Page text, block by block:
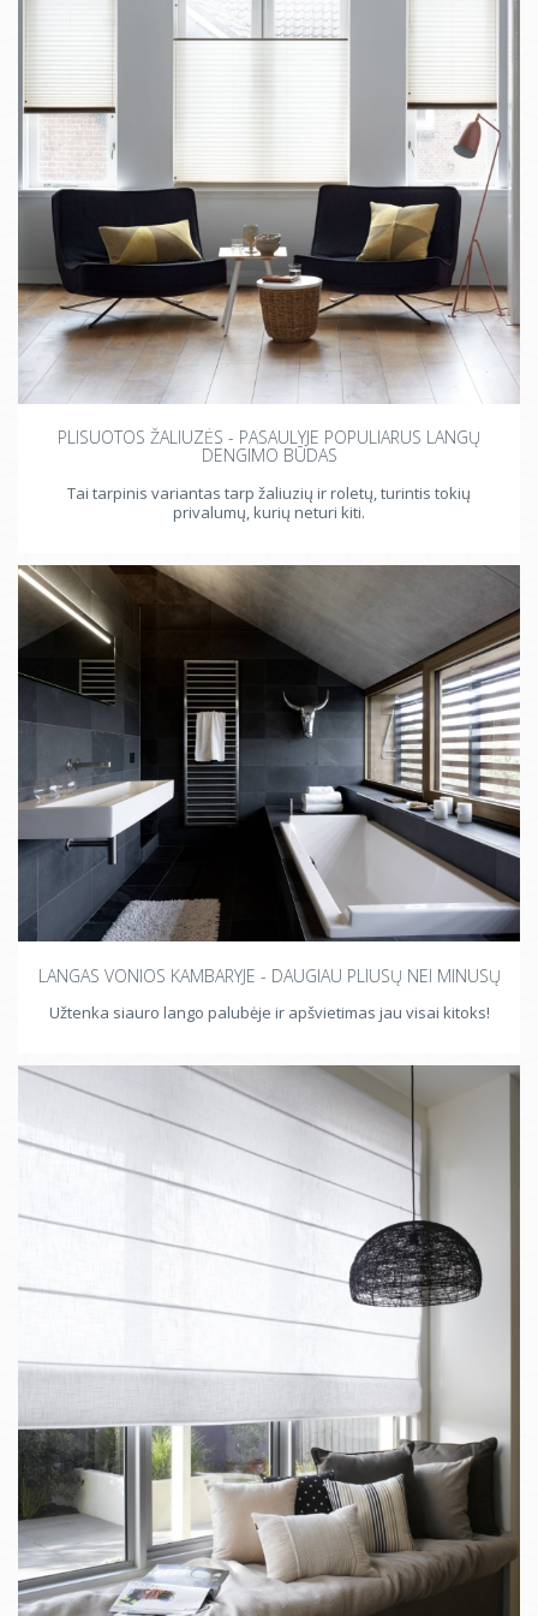
PLISUOTOS ŽALIUZĖS - PASAULYJE POPULIARUS LANGŲ
DENGIMO BŪDAS
Tai tarpinis variantas tarp žaliuzių ir roletų, turintis tokių
privalumų, kurių neturi kiti.
LANGAS VONIOS KAMBARYJE - DAUGIAU PLIUSŲ NEI MINUSŲ
Užtenka siauro lango palubėje ir apšvietimas jau visai kitoks!